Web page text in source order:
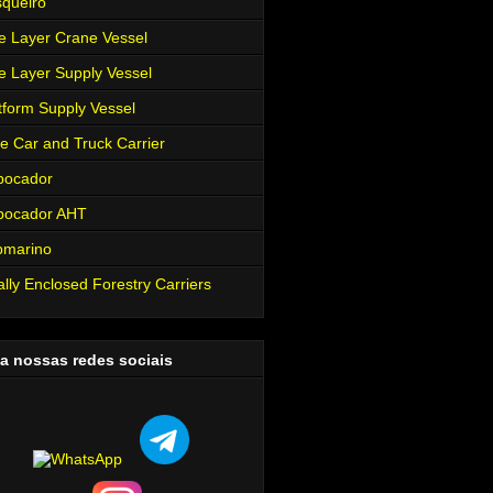
Layer Crane Vessel
Layer Supply Vessel
Supply Vessel
Car and Truck Carrier
AHT
Enclosed Forestry Carriers
nossas redes sociais